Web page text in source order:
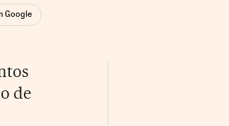
Google
de